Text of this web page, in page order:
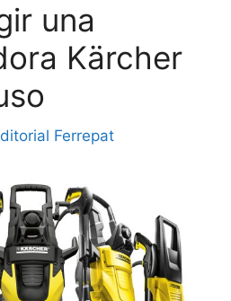
una
Kärcher
Ferrepat